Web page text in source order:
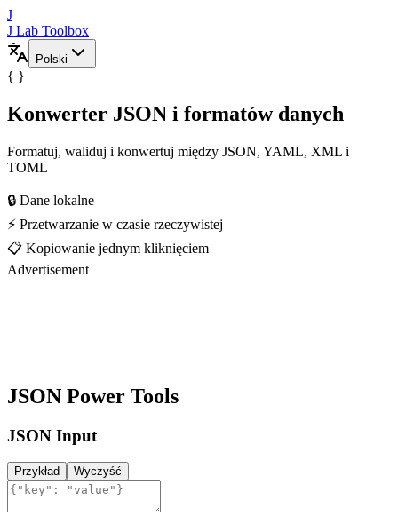
J
J Lab Toolbox
Polski
{ }
Konwerter JSON i formatów danych
Formatuj, waliduj i konwertuj między JSON, YAML, XML i
TOML
🔒 Dane lokalne
⚡ Przetwarzanie w czasie rzeczywistej
📋 Kopiowanie jednym kliknięciem
Advertisement
JSON Power Tools
JSON Input
Przykład Wyczyść